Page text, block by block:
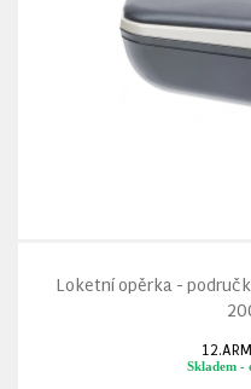
Loketní opěrka -
Skladem -